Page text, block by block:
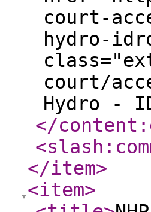
court-
hydro-
court/
Hydro -
</
</item>
<item>